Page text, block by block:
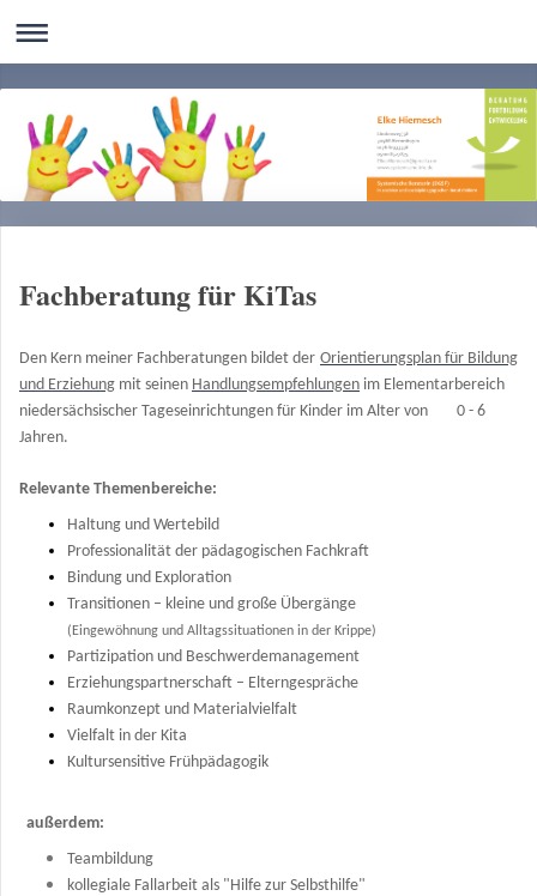
Fachberatung für KiTas
Den Kern meiner Fachberatungen bildet der Orientierungsplan für Bildung
und Erziehung mit seinen Handlungsempfehlungen im Elementarbereich
niedersächsischer Tageseinrichtungen für Kinder im Alter von 0 - 6
Jahren.
Relevante Themenbereiche:
Haltung und Wertebild
Professionalität der pädagogischen Fachkraft
Bindung und Exploration
Transitionen – kleine und große Übergänge
( Eingewöhnung und Alltagssituationen in der Krippe)
Partizipation und Beschwerdemanagement
Erziehungspartnerschaft – Elterngespräche
Raumkonzept und Materialvielfalt
Vielfalt in der Kita
Kultursensitive Frühpädagogik
außerdem:
Teambildung
kollegiale Fallarbeit als "Hilfe zur Selbsthilfe"